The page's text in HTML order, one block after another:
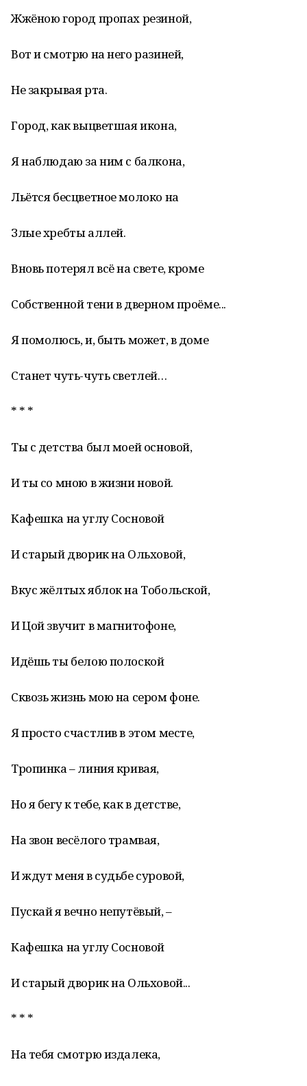
Жжёною город пропах резиной,
Вот и смотрю на него разиней,
Не закрывая рта.
Город, как выцветшая икона,
Я наблюдаю за ним с балкона,
Льётся бесцветное молоко на
Злые хребты аллей.
Вновь потерял всё на свете, кроме
Собственной тени в дверном проёме...
Я помолюсь, и, быть может, в доме
Станет чуть-чуть светлей…
* * *
Ты с детства был моей основой,
И ты со мною в жизни новой.
Кафешка на углу Сосновой
И старый дворик на Ольховой,
Вкус жёлтых яблок на Тобольской,
И Цой звучит в магнитофоне,
Идёшь ты белою полоской
Сквозь жизнь мою на сером фоне.
Я просто счастлив в этом месте,
Тропинка – линия кривая,
Но я бегу к тебе, как в детстве,
На звон весёлого трамвая,
И ждут меня в судьбе суровой,
Пускай я вечно непутёвый, –
Кафешка на углу Сосновой
И старый дворик на Ольховой...
* * *
На тебя смотрю издалека,